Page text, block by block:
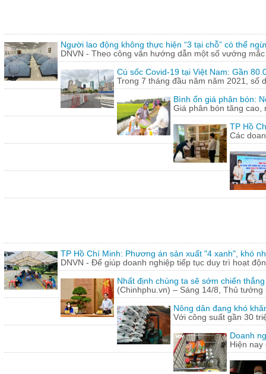
Người lao động không thực hiện “3 tại chỗ” có thể
DNVN - Theo công văn hướng dẫn một số vướng
Cú sốc Covid-19 tại Việt Nam: Gần
Trong 7 tháng đầu năm năm 2021, số
Bình ổn giá phân bón:
Giá phân bón tăng
TP Hồ
Các
TP Hồ Chí Minh: Phương án sản xuất "4 xanh", khó
DNVN - Để giúp doanh nghiệp tiếp tục duy trì hoạt
Nhất định chúng ta sẽ sớm chiến
(Chinhphu.vn) – Sáng 14/8, Thủ
Nông dân đang khó
Với công suất gần 30
Doanh
Hiện